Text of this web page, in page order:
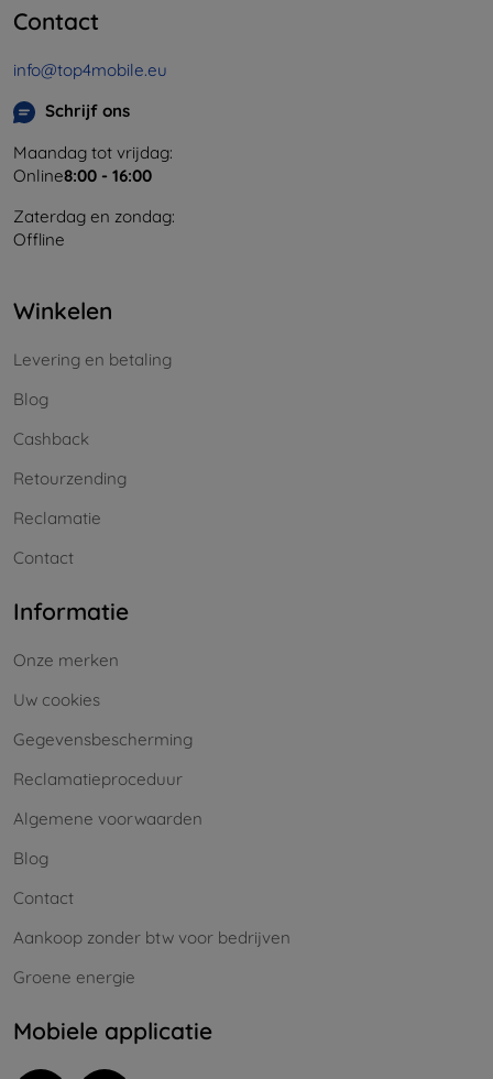
Contact
info@top4mobile.eu
Schrijf ons
Maandag tot vrijdag:
Online8:00 - 16:00
Zaterdag en zondag:
Offline
Winkelen
Levering en betaling
Blog
Cashback
Retourzending
Reclamatie
Contact
Informatie
Onze merken
Uw cookies
Gegevensbescherming
Reclamatieproceduur
Algemene voorwaarden
Blog
Contact
Aankoop zonder btw voor bedrijven
Groene energie
Mobiele applicatie